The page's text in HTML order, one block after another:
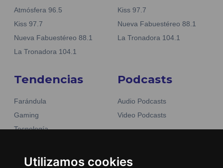
Utilizamos cookies
Atmósfera 96.5
Kiss 97.7
Nueva Fabuestéreo 88.1
La Tronadora 104.1
Kiss 97.7
Nueva Fabuestéreo 88.1
La Tronadora 104.1
Tendencias
Farándula
Gaming
Tecnología
Business
Podcasts
Audio Podcasts
Video Podcasts
Emisoras Unidas